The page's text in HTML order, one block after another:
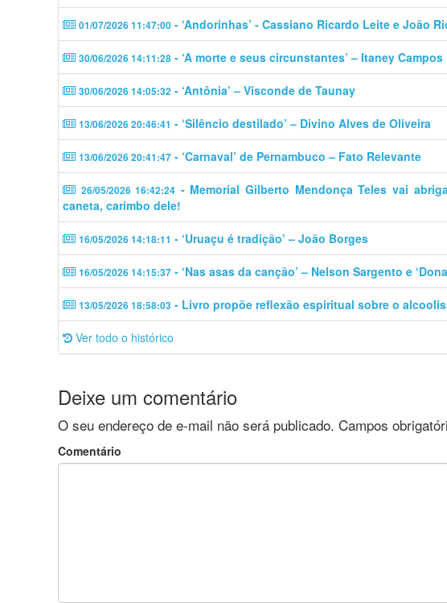
01/07/2026 11:47:00 - ‘Andorinhas’ - Cassiano Ricardo Leite e João
30/06/2026 14:11:28 - ‘A morte e seus circunstantes’ – Itaney Campos
30/06/2026 14:05:32 - ‘Antônia’ – Visconde de Taunay
13/06/2026 20:46:41 - ‘Silêncio destilado’ – Divino Alves de Oliveira
13/06/2026 20:41:47 - ‘Carnaval’ de Pernambuco – Fato Relevante
26/05/2026 16:42:24 - Memorial Gilberto Mendonça Teles vai
caneta, carimbo dele!
16/05/2026 14:18:11 - ‘Uruaçu é tradição’ – João Borges
16/05/2026 14:15:37 - ‘Nas asas da canção’ – Nelson Sargento e
13/05/2026 18:58:03 - Livro propõe reflexão espiritual sobre o
Ver todo o histórico
Deixe um comentário
O seu endereço de e-mail não será publicado. Campos
Comentário